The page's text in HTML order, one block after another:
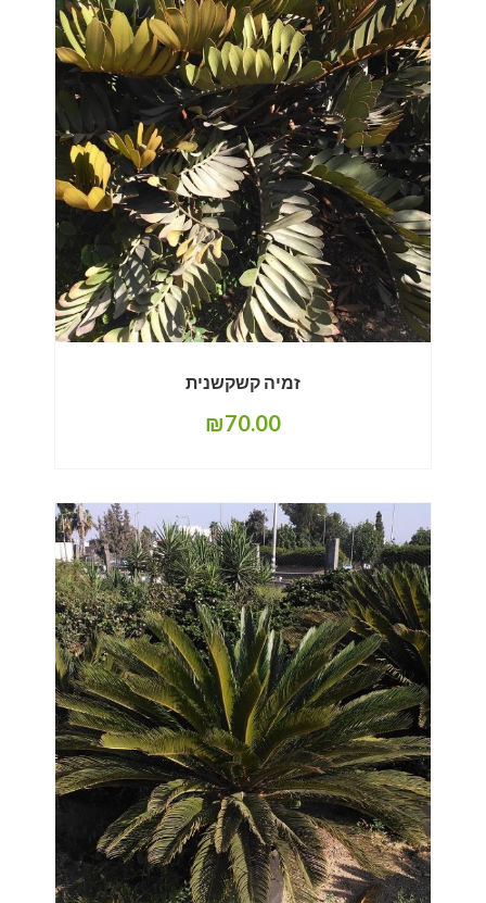
זמיה קשקשנית
₪70.00